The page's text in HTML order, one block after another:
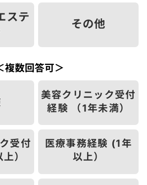
ステ
その他
数回答可＞
美容クリニック受付
経験 （1年未満）
受付
）
医療事務経験 (1年
以上）